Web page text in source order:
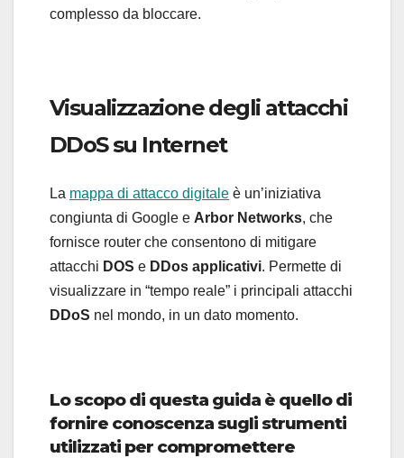
complesso da bloccare.
Visualizzazione degli attacchi
DDoS su Internet
La mappa di attacco digitale è un’iniziativa
congiunta di Google e Arbor Networks, che
fornisce router che consentono di mitigare
attacchi DOS e DDos applicativi. Permette di
visualizzare in “tempo reale” i principali attacchi
DDoS nel mondo, in un dato momento.
Lo scopo di questa guida è quello di
fornire conoscenza sugli strumenti
utilizzati per compromettere